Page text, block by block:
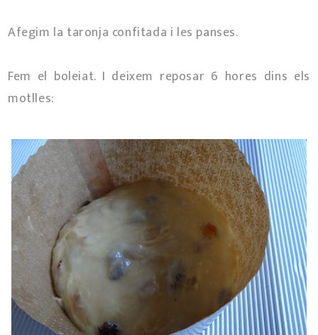
Afegim la taronja confitada i les panses.
Fem el boleiat. I deixem reposar 6 hores dins els
motlles: